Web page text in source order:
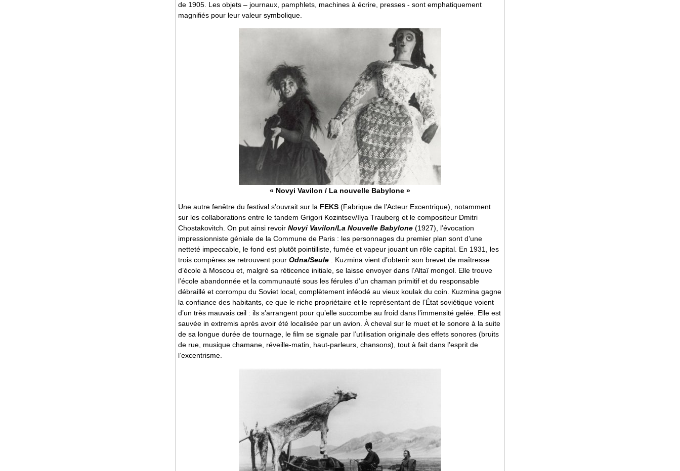
de 1905. Les objets – journaux, pamphlets, machines à écrire, presses - sont emphatiquement
magnifiés pour leur valeur symbolique.
« Novyi Vavilon / La nouvelle Babylone »
Une autre fenêtre du festival s’ouvrait sur la FEKS (Fabrique de l’Acteur Excentrique), notamment
sur les collaborations entre le tandem Grigori Kozintsev/Ilya Trauberg et le compositeur Dmitri
Chostakovitch. On put ainsi revoir Novyi Vavilon/La Nouvelle Babylone (1927), l’évocation
impressionniste géniale de la Commune de Paris : les personnages du premier plan sont d’une
netteté impeccable, le fond est plutôt pointilliste, fumée et vapeur jouant un rôle capital. En 1931, les
trois compères se retrouvent pour Odna/Seule
. Kuzmina vient d’obtenir son brevet de maîtresse
d’école à Moscou et, malgré sa réticence initiale, se laisse envoyer dans l’Altaï mongol. Elle trouve
l’école abandonnée et la communauté sous les férules d’un chaman primitif et du responsable
débraillé et corrompu du Soviet local, complètement inféodé au vieux koulak du coin. Kuzmina gagne
la confiance des habitants, ce que le riche propriétaire et le représentant de l’État soviétique voient
d’un très mauvais œil : ils s’arrangent pour qu’elle succombe au froid dans l’immensité gelée. Elle est
sauvée in extremis après avoir été localisée par un avion. À cheval sur le muet et le sonore à la suite
de sa longue durée de tournage, le film se signale par l’utilisation originale des effets sonores (bruits
de rue, musique chamane, réveille-matin, haut-parleurs, chansons), tout à fait dans l’esprit de
l’excentrisme.